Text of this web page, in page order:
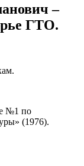
–
ГТО.
№1 по
(1976).